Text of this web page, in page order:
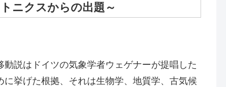
ニクスからの出題～
説はドイツの気象学者ウェゲナーが提唱した
挙げた根拠、それは生物学、地質学、古気候